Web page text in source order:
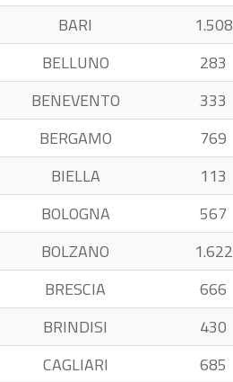
BARI
1.508
BELLUNO
283
BENEVENTO
333
BERGAMO
769
BIELLA
113
BOLOGNA
567
BOLZANO
1.622
BRESCIA
666
BRINDISI
430
CAGLIARI
685